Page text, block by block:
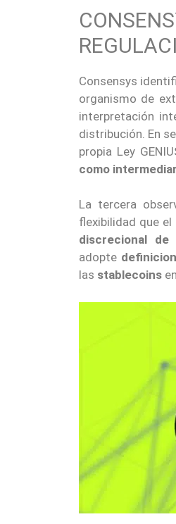
Consensys
organismo de
interpretación
distribución. En
propia Ley
como
La tercera
flexibilidad que
discrecional
adopte
las stablecoins